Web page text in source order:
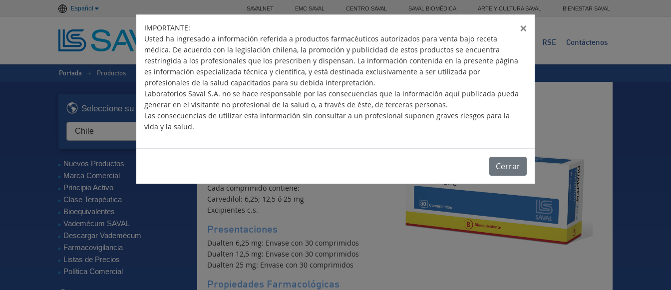
Español SAVALNET EMC SAVAL CENTRO SAVAL SAVAL BIOMÉDICA ARTE Y CULTURA SAVAL BIENESTAR SAVAL
Inicio Quiénes Somos Fabricación Presencia RSE Contáctenos
Portada > Productos
Seleccione su país
Nuevos Productos
Marca Comercial
Principio Activo
Clase Terapéutica
Bioequivalentes
Vademécum SAVAL
Descargar Vademécum
Farmacovigilancia
Listas de Precios
Política Comercial
×
IMPORTANTE:
Usted ha ingresado a información referida a productos farmacéuticos autorizados para venta bajo receta
médica. De acuerdo con la legislación chilena, la promoción y publicidad de estos productos se encuentra
restringida a los profesionales que los prescriben y dispensan. La información contenida en la presente página
es información especializada técnica y científica, y está destinada exclusivamente a ser utilizada por
profesionales de la salud capacitados para su debida interpretación.
Laboratorios Saval S.A. no se hace responsable por las consecuencias que la información aquí publicada pueda
generar en el visitante no profesional de la salud o, a través de éste, de terceras personas.
Las consecuencias de utilizar esta información sin consultar a un profesional suponen graves riesgos para la
vida y la salud.
Cerrar
DUALTEN
Cada comprimido contiene:
Carvedilol: 6,25; 12,5 ó 25 mg
Excipientes c.s.
Presentaciones
Dualten 6,25 mg: Envase con 30 comprimidos
Dualten 12,5 mg: Envase con 30 comprimidos
Dualten 25 mg: Envase con 30 comprimidos
Propiedades Farmacológicas